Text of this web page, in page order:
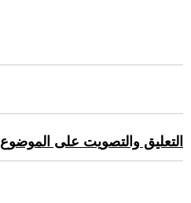
التعليق والتصويت على